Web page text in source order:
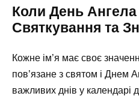
Коли День Ангела
Святкування та
Кожне ім’я має своє
пов’язане з святом і Днем
важливих днів у календарі